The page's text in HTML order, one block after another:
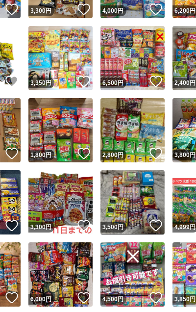
いいね！
3,300円 いいね！
4,000円 いいね！
6,200円
いいね！
3,350円 いいね！
6,500円 いいね！
2,400円
いいね！
1,800円 いいね！
2,800円 いいね！
3,800円
いいね！
3,300円 いいね！
3,500円 いいね！
4,999円
いいね！
6,000円 いいね！
4,500円 いいね！
3,850円